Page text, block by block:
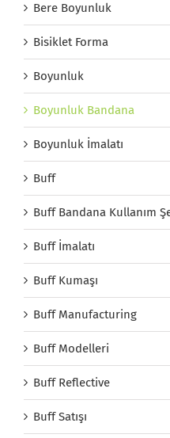
Bere Boyunluk
Bisiklet Forma
Boyunluk
Boyunluk Bandana
Boyunluk İmalatı
Buff
Buff Bandana Kullanım
Buff İmalatı
Buff Kumaşı
Buff Manufacturing
Buff Modelleri
Buff Reflective
Buff Satışı